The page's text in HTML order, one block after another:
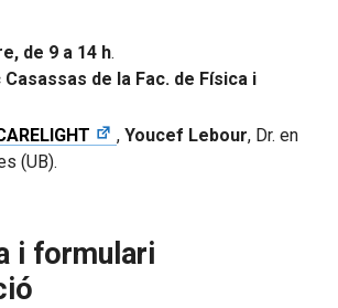
de 9 a 14 h.
Casassas de la Fac. de Física i
, Youcef Lebour, Dr. en
(UB).
i formulari